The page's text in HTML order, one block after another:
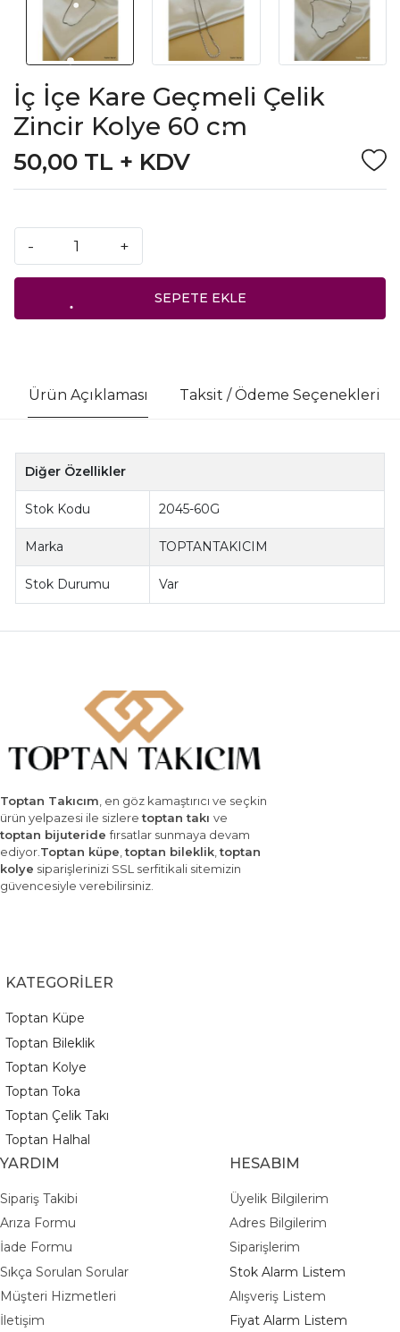
İç İçe Kare Geçmeli Çelik
Zincir Kolye 60 cm
50,00 TL + KDV
- +
SEPETE EKLE
Ürün Açıklaması Taksit / Ödeme Seçenekleri
Diğer Özellikler
Stok Kodu 2045-60G
Marka TOPTANTAKICIM
Stok Durumu Var
Toptan Takıcım, en göz kamaştırıcı ve seçkin
ürün yelpazesi ile sizleretoptan takı ve
toptan bijuteridefırsatlar sunmaya devam
ediyor.Toptan küpe,toptan bileklik,toptan
kolye siparişlerinizi SSL serfitikali sitemizin
güvencesiyle verebilirsiniz.
KATEGORİLER
Toptan Küpe
Toptan Bileklik
Toptan Kolye
Toptan Toka
Toptan Çelik Takı
Toptan Halhal
YARDIM
Sipariş Takibi
Arıza Formu
İade Formu
Sıkça Sorulan Sorular
Müşteri Hizmetleri
İletişim
HESABIM
Üyelik Bilgilerim
Adres Bilgilerim
Siparişlerim
Stok Alarm Listem
Alışveriş Listem
Fiyat Alarm Listem